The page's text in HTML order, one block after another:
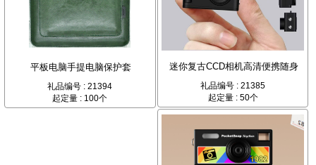
平板电脑手提电脑保护套
礼品编号 : 21394
起定量 : 100个
迷你复古CCD相机高清便携随身
礼品编号 : 21385
起定量 : 50个